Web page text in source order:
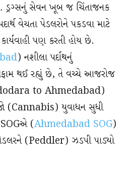
સેવન ખૂબ જ ચિંતાજનક
વેચતા પેડલરોને પકડવા માટે
પણ કરતી હોય છે.
) નશીલા પર્દાથનું
થઈ રહ્યું છે, તે વચ્ચે આજરોજ
to Ahmedabad)
(Cannabis) યુવાધન સુધી
SOGએ (Ahmedabad SOG)
(Peddler) ઝડપી પાડ્યો